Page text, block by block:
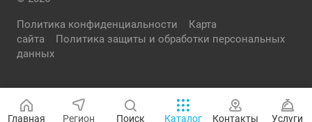
Политика конфиденциальности
Карта
сайта
Политика защиты и обработки персональных
данных
Главная Регион Поиск Каталог Контакты Услуги